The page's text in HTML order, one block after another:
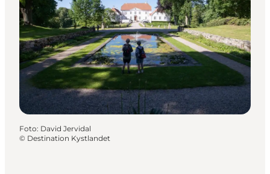
Foto: David Jervidal
© Destination Kystlandet